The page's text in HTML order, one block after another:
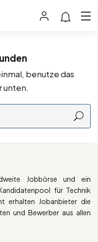
benutze das
unten.
Jobbörse und ein
für Technik
erhalten Jobanbieter die
und Bewerber aus allen